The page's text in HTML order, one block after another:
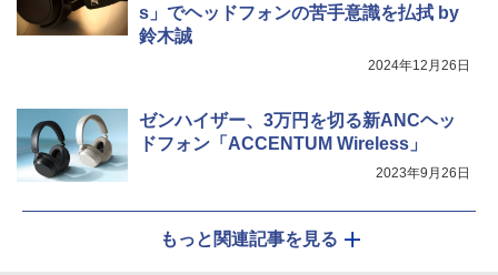
s」でヘッドフォンの苦手意識を払拭 by
鈴木誠
2024年12月26日
ゼンハイザー、3万円を切る新ANCヘッ
ドフォン「ACCENTUM Wireless」
2023年9月26日
もっと関連記事を見る